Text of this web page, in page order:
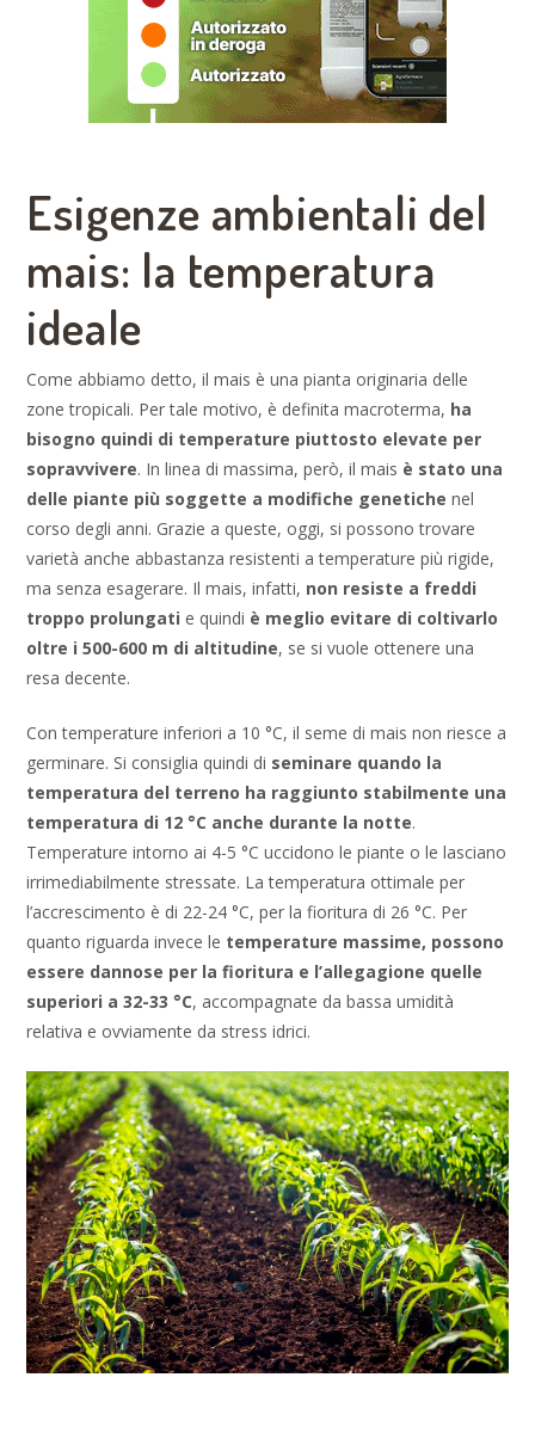
Esigenze ambientali del
mais: la temperatura
ideale
Come abbiamo detto, il mais è una pianta originaria delle
zone tropicali. Per tale motivo, è definita macroterma, ha
bisogno quindi di temperature piuttosto elevate per
sopravvivere. In linea di massima, però, il mais è stato una
delle piante più soggette a modifiche genetiche nel
corso degli anni. Grazie a queste, oggi, si possono trovare
varietà anche abbastanza resistenti a temperature più rigide,
ma senza esagerare. Il mais, infatti, non resiste a freddi
troppo prolungati e quindi è meglio evitare di coltivarlo
oltre i 500-600 m di altitudine, se si vuole ottenere una
resa decente.
Con temperature inferiori a 10 °C, il seme di mais non riesce a
germinare. Si consiglia quindi di seminare quando la
temperatura del terreno ha raggiunto stabilmente una
temperatura di 12 °C anche durante la notte.
Temperature intorno ai 4-5 °C uccidono le piante o le lasciano
irrimediabilmente stressate. La temperatura ottimale per
l’accrescimento è di 22-24 °C, per la fioritura di 26 °C. Per
quanto riguarda invece le temperature massime, possono
essere dannose per la fioritura e l’allegagione quelle
superiori a 32-33 °C, accompagnate da bassa umidità
relativa e ovviamente da stress idrici.